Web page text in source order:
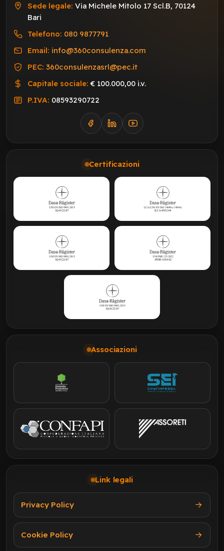
Sede legale: Via Michele Mitolo 17 Scl.B, 70124
Bari
Telefono: 080 9877791
Email: info@360consulenza.com
PEC: 360consulenzasrl@pec.it
Capitale sociale: € 100.000,00 i.v.
P.IVA: 08593290722
Certificazioni
Associazioni
Link legali
Privacy Policy
Cookie Policy